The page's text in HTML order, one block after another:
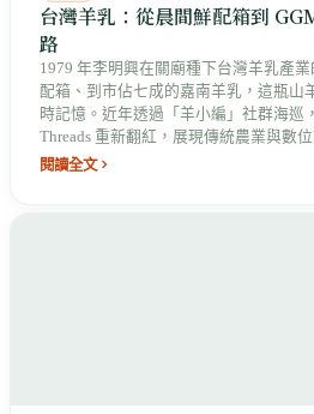
台灣羊乳：從晨間鮮配箱到
路
1979 年李明興在關廟種下台灣羊乳產
配箱、到市佔七成的嘉南羊乳，這瓶山
時記憶。近年透過「羊小編」社群海巡
Threads 重新翻紅，展現傳統農業與數
映照出少子化下產業轉型的真實壓力。
閱讀全文